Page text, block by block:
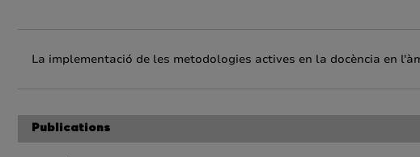
La implementació de les metodologies actives en la docència en
Publications